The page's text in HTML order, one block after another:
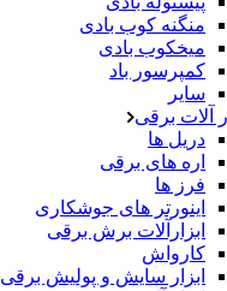
منگنه کوب بادی
میخکوب بادی
کمپرسور باد
سایر
آلات برقی
دریل ها
اره های برقی
فرز ها
اینورتر های جوشکاری
ابزارآلات برش برقی
کارواش
ابزار سایش و پولیش برقی